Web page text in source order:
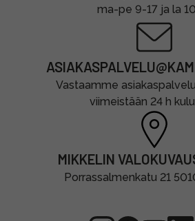
ma-pe 9-17 ja la
Vastaamme
viimeistään 24 h
MIKKELIN
Porrassalmenkatu 21